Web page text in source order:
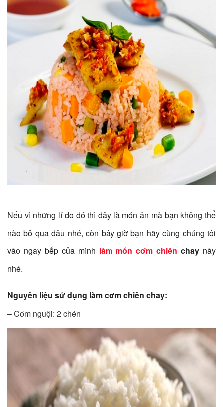
Nếu vì những lí do đó thì đây là món ăn mà bạn không thể
nào bỏ qua đâu nhé, còn bây giờ bạn hãy cùng chúng tôi
vào ngay bếp của mình làm món cơm chiên chay này
nhé.
Nguyên liệu sử dụng làm cơm chiên chay:
– Cơm nguội: 2 chén